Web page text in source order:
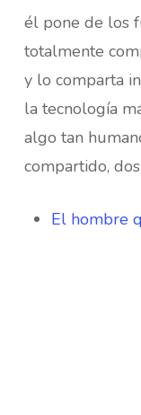
él pone de los
totalmente
y lo comparta
la tecnología
algo tan
compartido,
El hombre